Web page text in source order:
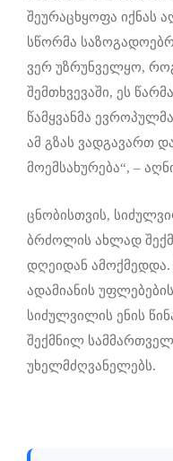
შეურაცხყოფა
სწორმა
ვერ უზრუნველყო,
შემთხვევაში, ეს
წამყვანმა ევროპულმა
ამ გზას ვადგავართ
მოემსახურება“, –
ცნობისთვის,
ბრძოლის ახლად
დღეიდან ამოქმედდა.
ადამიანის
სიძულვილის ენის
შექმნილ
უხელმძღვანელებს.